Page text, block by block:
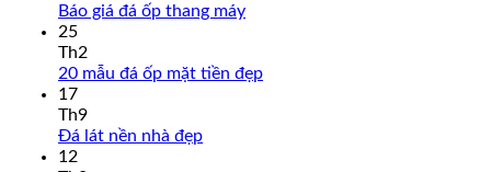
Báo giá đá ốp thang máyKhông
luận
25
Th2
20 mẫu đá ốp mặt tiền đẹpKhông
17
Th9
Đá lát nền nhà đẹpKhông
12